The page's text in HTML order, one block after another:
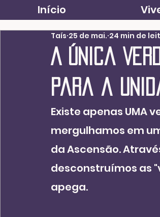
Início
A Única
para a
Taís 25 de mai. 24 min de
Existe apenas UMA
mergulhamos em
da Ascensão.
desconstruímos as
apega.